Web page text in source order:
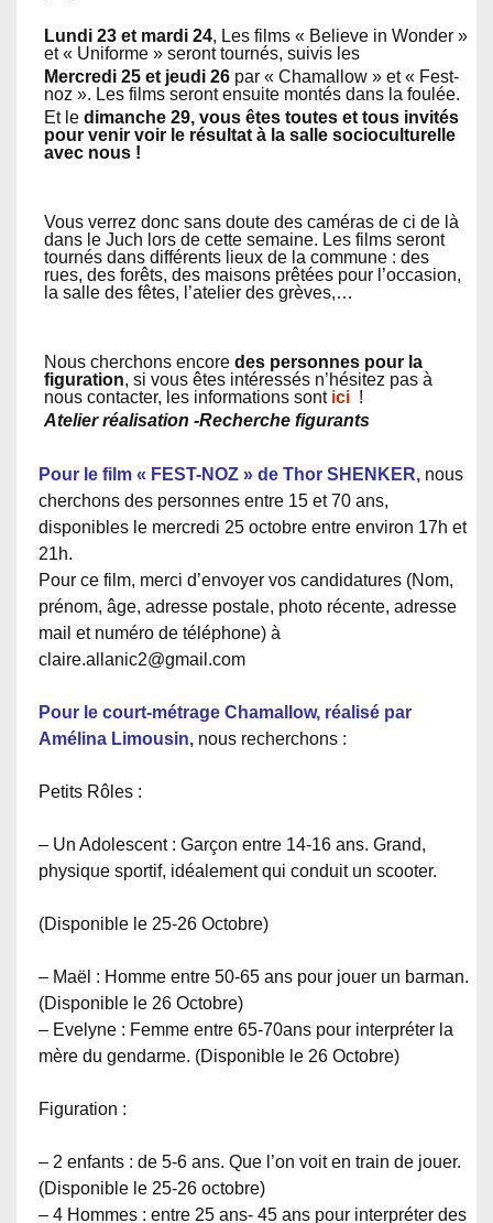
Lundi 23 et mardi 24, Les films « Believe in Wonder »
et « Uniforme » seront tournés, suivis les
Mercredi 25 et jeudi 26 par « Chamallow » et « Fest-
noz ». Les films seront ensuite montés dans la foulée.
Et le dimanche 29, vous êtes toutes et tous invités
pour venir voir le résultat à la salle socioculturelle
avec nous !
Vous verrez donc sans doute des caméras de ci de là
dans le Juch lors de cette semaine. Les films seront
tournés dans différents lieux de la commune : des
rues, des forêts, des maisons prêtées pour l’occasion,
la salle des fêtes, l’atelier des grèves,…
Nous cherchons encore des personnes pour la
figuration, si vous êtes intéressés n’hésitez pas à
nous contacter, les informations sont ici !
Atelier réalisation -Recherche figurants
Pour le film « FEST-NOZ » de Thor SHENKER, nous
cherchons des personnes entre 15 et 70 ans,
disponibles le mercredi 25 octobre entre environ 17h et
21h.
Pour ce film, merci d’envoyer vos candidatures (Nom,
prénom, âge, adresse postale, photo récente, adresse
mail et numéro de téléphone) à
claire.allanic2@gmail.com
Pour le court-métrage Chamallow, réalisé par
Amélina Limousin, nous recherchons :
Petits Rôles :
– Un Adolescent : Garçon entre 14-16 ans. Grand,
physique sportif, idéalement qui conduit un scooter.
(Disponible le 25-26 Octobre)
– Maël : Homme entre 50-65 ans pour jouer un barman.
(Disponible le 26 Octobre)
– Evelyne : Femme entre 65-70ans pour interpréter la
mère du gendarme. (Disponible le 26 Octobre)
Figuration :
– 2 enfants : de 5-6 ans. Que l’on voit en train de jouer.
(Disponible le 25-26 octobre)
– 4 Hommes : entre 25 ans- 45 ans pour interpréter des